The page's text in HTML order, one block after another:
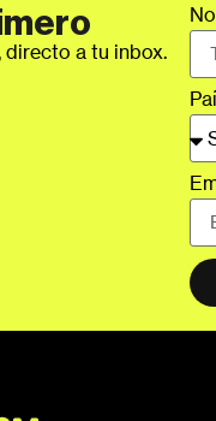
directo a tu inbox.